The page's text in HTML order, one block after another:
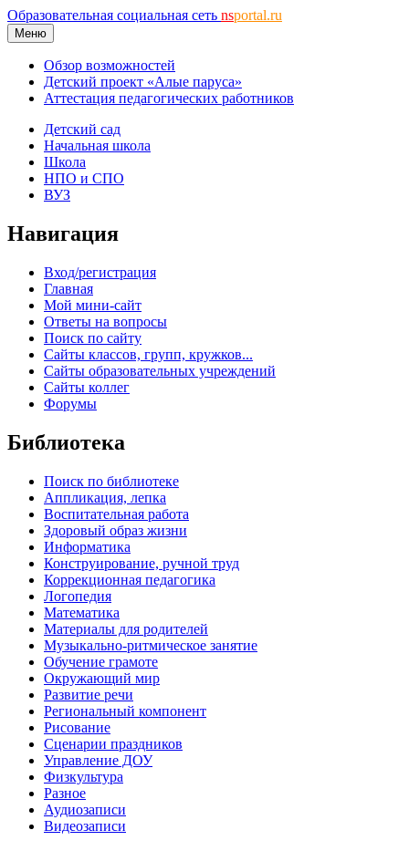
Образовательная социальная сеть nsportal.ru
Меню
Обзор возможностей
Детский проект «Алые паруса»
Аттестация педагогических работников
Детский сад
Начальная школа
Школа
НПО и СПО
ВУЗ
Навигация
Вход/регистрация
Главная
Мой мини-сайт
Ответы на вопросы
Поиск по сайту
Сайты классов, групп, кружков...
Сайты образовательных учреждений
Сайты коллег
Форумы
Библиотека
Поиск по библиотеке
Аппликация, лепка
Воспитательная работа
Здоровый образ жизни
Информатика
Конструирование, ручной труд
Коррекционная педагогика
Логопедия
Математика
Материалы для родителей
Музыкально-ритмическое занятие
Обучение грамоте
Окружающий мир
Развитие речи
Региональный компонент
Рисование
Сценарии праздников
Управление ДОУ
Физкультура
Разное
Аудиозаписи
Видеозаписи